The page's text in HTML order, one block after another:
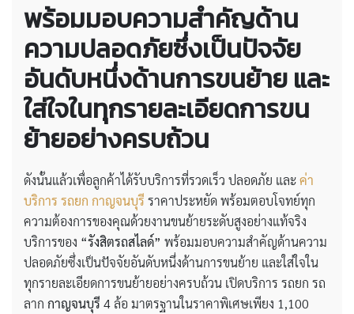
พร้อมมอบความสำคัญด้าน
ความปลอดภัยซึ่งเป็นปัจจัย
อันดับหนึ่งด้านการขนย้าย และ
ใส่ใจในทุกรายละเอียดการขน
ย้ายอย่างครบถ้วน
ดังนั้นแล้วเพื่อลูกค้าได้รับบริการที่รวดเร็ว ปลอดภัย และค่า
บริการ รถยก กาญจนบุรี ราคาประหยัด พร้อมตอบโจทย์ทุก
ความต้องการของคุณด้วยงานขนย้ายระดับสูงอย่างแท้จริง
บริการของ “รังสิตรถสไลด์” พร้อมมอบความสำคัญด้านความ
ปลอดภัยซึ่งเป็นปัจจัยอันดับหนึ่งด้านการขนย้าย และใส่ใจใน
ทุกรายละเอียดการขนย้ายอย่างครบถ้วน เปิดบริการ รถยก รถ
ลาก กาญจนบุรี 4 ล้อ มาตรฐานในราคาพิเศษเพียง 1,100